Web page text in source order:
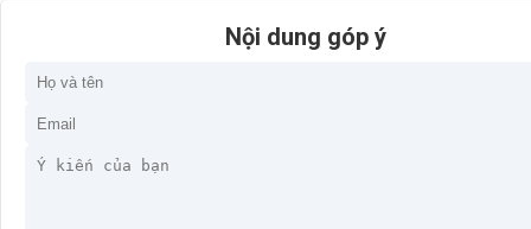
Nội dung góp ý